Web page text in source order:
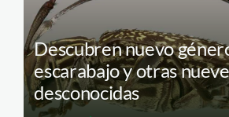
Descubren nuevo
escarabajo y otras
desconocidas